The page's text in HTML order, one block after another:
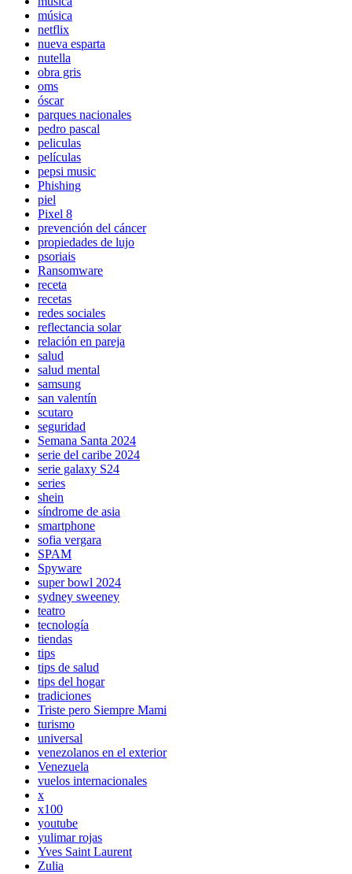
música
netflix
nueva esparta
nutella
obra gris
oms
óscar
parques nacionales
pedro pascal
peliculas
películas
pepsi music
Phishing
piel
Pixel 8
prevención del cáncer
propiedades de lujo
psoriais
Ransomware
receta
recetas
redes sociales
reflectancia solar
relación en pareja
salud
salud mental
samsung
san valentín
scutaro
seguridad
Semana Santa 2024
serie del caribe 2024
serie galaxy S24
series
shein
síndrome de asia
smartphone
sofia vergara
SPAM
Spyware
super bowl 2024
sydney sweeney
teatro
tecnología
tiendas
tips
tips de salud
tips del hogar
tradiciones
Triste pero Siempre Mami
turismo
universal
venezolanos en el exterior
Venezuela
vuelos internacionales
x
x100
youtube
yulimar rojas
Yves Saint Laurent
Zulia